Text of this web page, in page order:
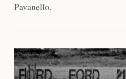
Pavanello.